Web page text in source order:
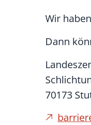
Wir
Dann
70173